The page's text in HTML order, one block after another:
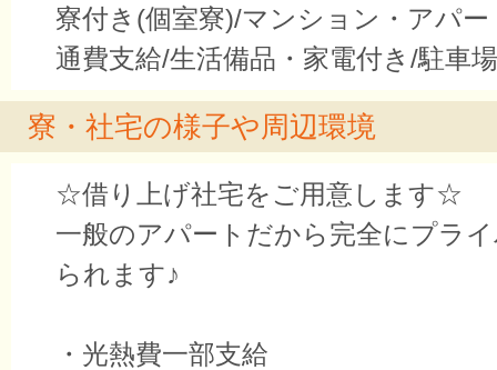
寮付き(個室寮)/マンション・アパー
通費支給/生活備品・家電付き/駐車
寮・社宅の様子や周辺環境
☆借り上げ社宅をご用意します☆
一般のアパートだから完全にプラ
られます♪
・光熱費一部支給